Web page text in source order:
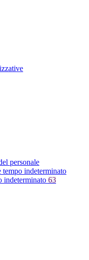
personale
tempo indeterminato
indeterminato 63